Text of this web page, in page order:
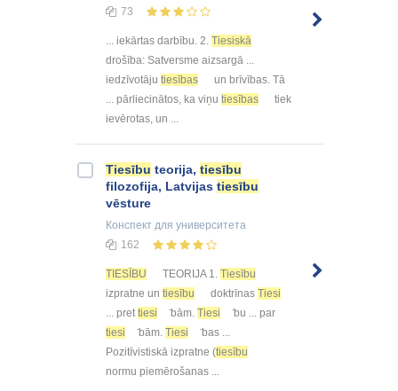
73
... iekārtas darbību. 2. Tiesiskā
drošība: Satversme aizsargā ...
iedzīvotāju tiesības
un brīvības. Tā
... pārliecinātos, ka viņu tiesības
tiek
ievērotas, un ...
Tiesību teorija, tiesību
filozofija, Latvijas tiesību
vēsture
Конспект для университета
162
TIESĪBU TEORIJA 1. Tiesību
izpratne un tiesību doktrīnas Tiesi
... prettiesi ̄bām. Tiesi
̄bu ... par
tiesi
̄bām. Tiesi
̄bas ...
Pozitīvistiskā izpratne (tiesību
normu piemērošanas ...